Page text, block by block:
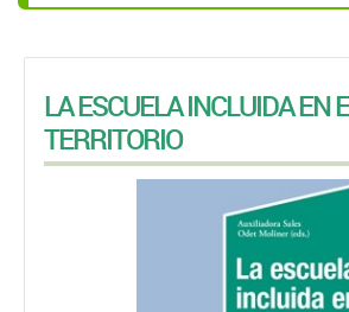
LA ESCUELA INCLUIDA EN
TERRITORIO